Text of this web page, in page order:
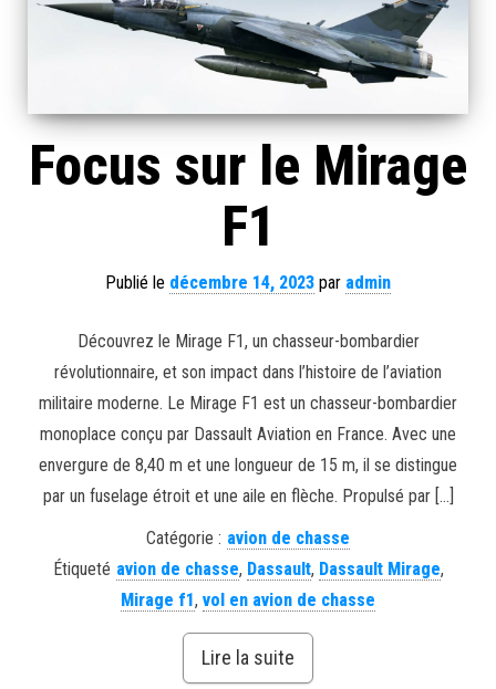
Focus sur le Mirage
F1
Publié le décembre 14, 2023 par admin
Découvrez le Mirage F1, un chasseur-bombardier
révolutionnaire, et son impact dans l’histoire de l’aviation
militaire moderne. Le Mirage F1 est un chasseur-bombardier
monoplace conçu par Dassault Aviation en France. Avec une
envergure de 8,40 m et une longueur de 15 m, il se distingue
par un fuselage étroit et une aile en flèche. Propulsé par […]
Catégorie : avion de chasse
Étiqueté avion de chasse, Dassault, Dassault Mirage,
Mirage f1, vol en avion de chasse
Lire la suite